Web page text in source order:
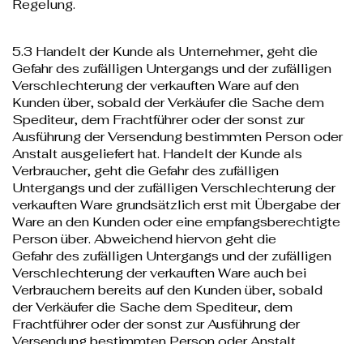
Regelung.
5.3 Handelt der Kunde als Unternehmer, geht die
Gefahr des zufälligen Untergangs und der zufälligen
Verschlechterung der verkauften Ware auf den
Kunden über, sobald der Verkäufer die Sache dem
Spediteur, dem Frachtführer oder der sonst zur
Ausführung der Versendung bestimmten Person oder
Anstalt ausgeliefert hat. Handelt der Kunde als
Verbraucher, geht die Gefahr des zufälligen
Untergangs und der zufälligen Verschlechterung der
verkauften Ware grundsätzlich erst mit Übergabe der
Ware an den Kunden oder eine empfangsberechtigte
Person über. Abweichend hiervon geht die
Gefahr des zufälligen Untergangs und der zufälligen
Verschlechterung der verkauften Ware auch bei
Verbrauchern bereits auf den Kunden über, sobald
der Verkäufer die Sache dem Spediteur, dem
Frachtführer oder der sonst zur Ausführung der